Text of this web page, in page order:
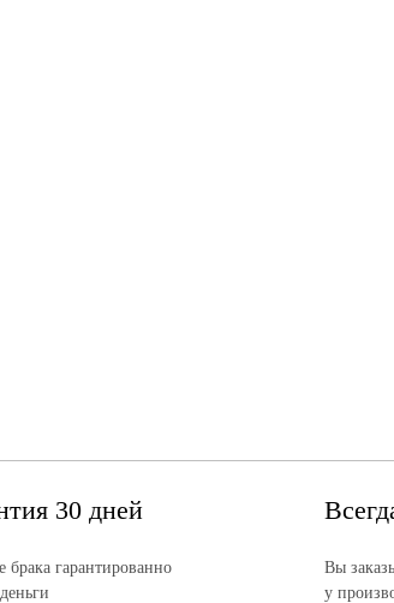
30 дней
брака гарантированно
Вы
у